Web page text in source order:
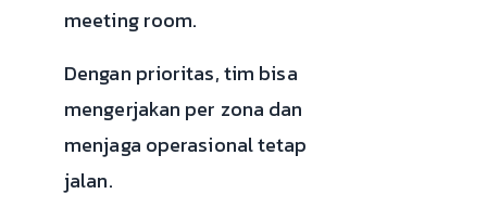
meeting room.
Dengan prioritas, tim bisa
mengerjakan per zona dan
menjaga operasional tetap
jalan.